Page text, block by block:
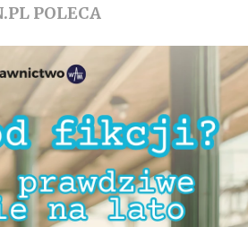
POLECA